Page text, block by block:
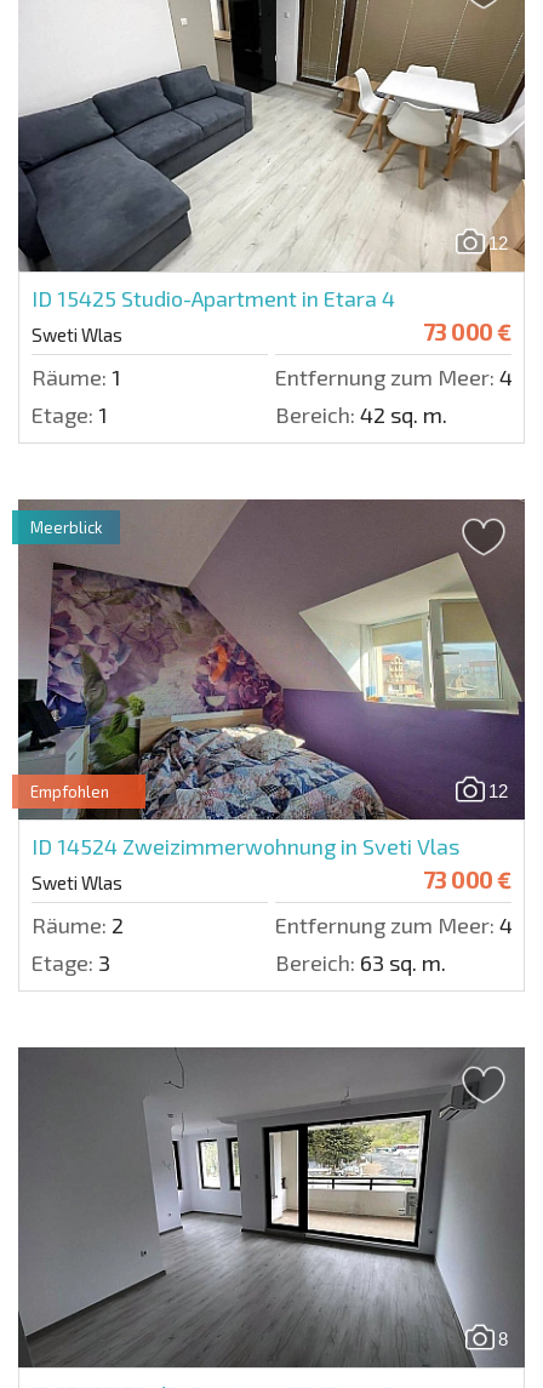
12
ID 15425 Studio-Apartment in Etara 4
Sweti Wlas 73 000 €
Räume: 1 Entfernung zum Meer: 400
Etage: 1 Bereich: 42 sq. m.
12
Empfohlen
ID 14524 Zweizimmerwohnung in Sveti Vlas
Sweti Wlas 73 000 €
Räume: 2 Entfernung zum Meer: 400
Etage: 3 Bereich: 63 sq. m.
Meerblick
8